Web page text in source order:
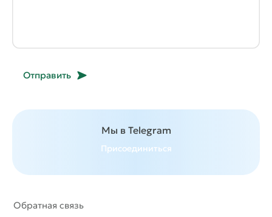
Отправить
Мы в Telegram
Присоединиться
Обратная связь